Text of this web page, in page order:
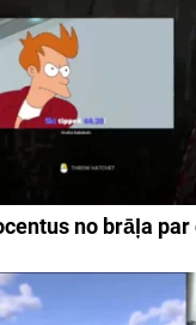
no brāļa par